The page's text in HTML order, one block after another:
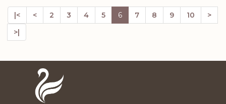
|< < 2 3 4 5 6 7 8 9 10
>
>|